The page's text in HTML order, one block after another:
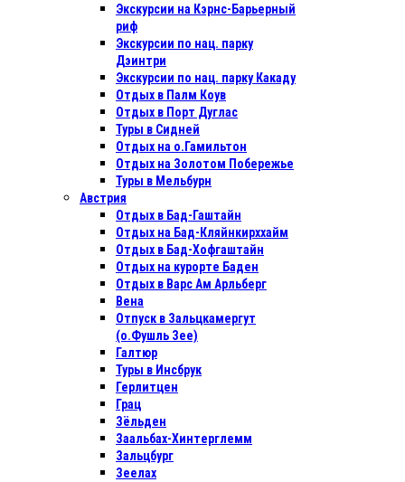
Экскурсии на Кэрнс-Барьерный
риф
Экскурсии по нац. парку
Дэинтри
Экскурсии по нац. парку Какаду
Отдых в Палм Коув
Отдых в Порт Дуглас
Туры в Сидней
Отдых на о.Гамильтон
Отдых на Золотом Побережье
Туры в Мельбурн
Австрия
Отдых в Бад-Гаштайн
Отдых на Бад-Кляйнкирххайм
Отдых в Бад-Хофгаштайн
Отдых на курорте Баден
Отдых в Варс Ам Арльберг
Вена
Отпуск в Зальцкамергут
(о.Фушль Зее)
Галтюр
Туры в Инсбрук
Герлитцен
Грац
Зёльден
Заальбах-Хинтерглемм
Зальцбург
Зеелах